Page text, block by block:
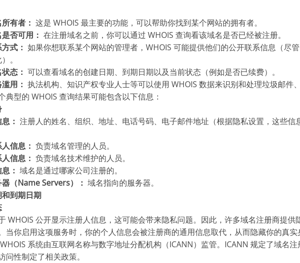
有者： 这是 WHOIS 最主要的功能，可以帮助你找到某个网站的拥有者。
否可用： 在注册域名之前，你可以通过 WHOIS 查询看该域名是否已经被注册。
式： 如果你想联系某个网站的管理者，WHOIS 可能提供他们的公开联系信息（尽
。
态： 可以查看域名的创建日期、到期日期以及当前状态（例如是否已续费）。
用： 执法机构、知识产权专业人士等可以使用 WHOIS 数据来识别和处理垃圾邮件
典型的 WHOIS 查询结果可能包含以下信息：
： 注册人的姓名、组织、地址、电话号码、电子邮件地址（根据隐私设置，这些
信息： 负责域名管理的人员。
信息： 负责域名技术维护的人员。
： 域名是通过哪家公司注册的。
（Name Servers）： 域名指向的服务器。
到期日期
WHOIS 公开显示注册人信息，这可能会带来隐私问题。因此，许多域名注册商提
你启用这项服务时，你的个人信息会被注册商的通用信息取代，从而隐藏你的真实
系统由互联网名称与数字地址分配机构（ICANN）监管。ICANN 规定了域名
问性制定了相关政策。